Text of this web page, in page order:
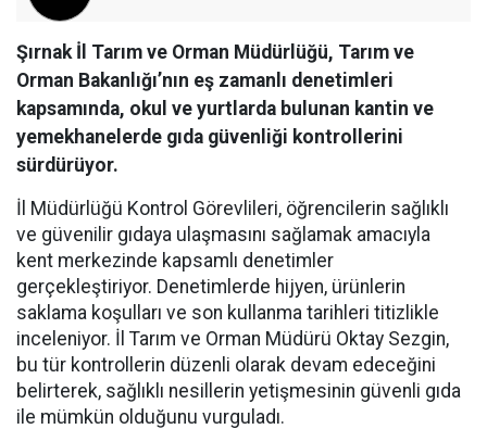
Şırnak İl Tarım ve Orman Müdürlüğü, Tarım ve
Orman Bakanlığı’nın eş zamanlı denetimleri
kapsamında, okul ve yurtlarda bulunan kantin ve
yemekhanelerde gıda güvenliği kontrollerini
sürdürüyor.
İl Müdürlüğü Kontrol Görevlileri, öğrencilerin sağlıklı
ve güvenilir gıdaya ulaşmasını sağlamak amacıyla
kent merkezinde kapsamlı denetimler
gerçekleştiriyor. Denetimlerde hijyen, ürünlerin
saklama koşulları ve son kullanma tarihleri titizlikle
inceleniyor. İl Tarım ve Orman Müdürü Oktay Sezgin,
bu tür kontrollerin düzenli olarak devam edeceğini
belirterek, sağlıklı nesillerin yetişmesinin güvenli gıda
ile mümkün olduğunu vurguladı.